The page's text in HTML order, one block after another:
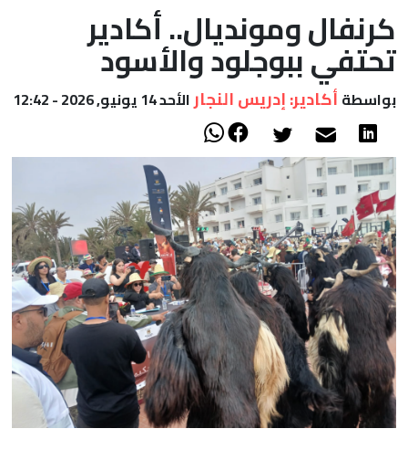
أعمدة
الصحراء
كرنفال ومونديال.. أكادير
تحتفي ببوجلود والأسود
بواسطة أكادير: إدريس النجارالأحد 14 يونيو, 2026 - 12:42